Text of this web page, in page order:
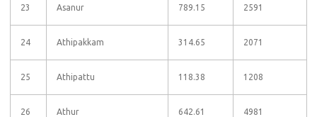
23 Asanur 789.15 2591
24 Athipakkam 314.65 2071
25 Athipattu 118.38 1208
26 Athur 642.61 4981